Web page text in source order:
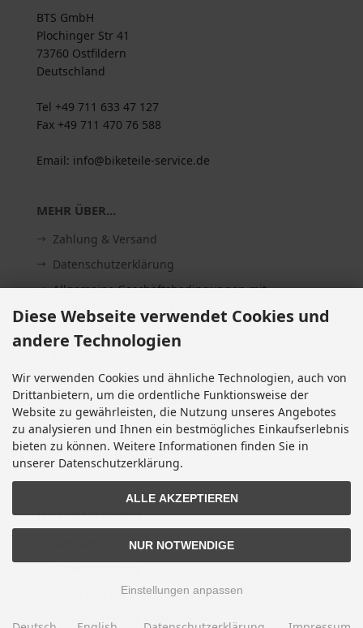
BTS GmbH
Plochinger Str 41
73760 Ostfildern
Deutschland
Tel +49 711 633 47 127
Fax +49 711 470 76 588
Email: info@biketeile-service.de
MEHR ÜBER...
Zahlung & Versand
Datenschutzerklärung
Allgemeine Geschäftsbedingungen mit
Impressum
Widerrufsrecht & Widerrufsformular
Lieferzeit
Vertrag widerrufen
Cookie Einstellungen
INFORMATIONEN
Erklärung zur Barrierefreiheit
Entsorgung von Altbatterien
Diese Webseite verwendet Cookies und
andere Technologien
Wir verwenden Cookies und ähnliche Technologien, auch von
Drittanbietern, um die ordentliche Funktionsweise der
Website zu gewährleisten, die Nutzung unseres Angebotes
zu analysieren und Ihnen ein bestmögliches Einkaufserlebnis
bieten zu können. Weitere Informationen finden Sie in
unserer Datenschutzerklärung.
ALLE AKZEPTIEREN
NUR NOTWENDIGE
Einstellungen anpassen